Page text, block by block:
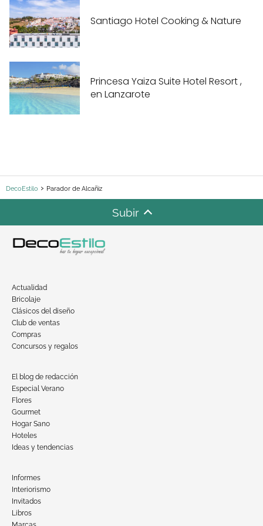
Santiago Hotel Cooking & Nature
Princesa Yaiza Suite Hotel Resort ,
en Lanzarote
DecoEstilo Parador de Alcañiz
Subir
Actualidad
Bricolaje
Clásicos del diseño
Club de ventas
Compras
Concursos y regalos
El blog de redacción
Especial Verano
Flores
Gourmet
Hogar Sano
Hoteles
Ideas y tendencias
Informes
Interiorismo
Invitados
Libros